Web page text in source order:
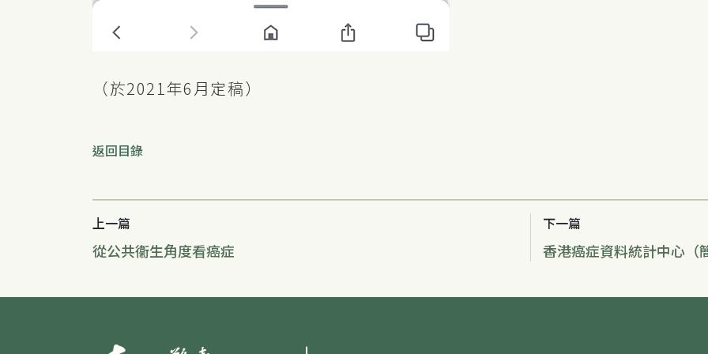
（於2021年6月定稿）
返回目錄
上一篇
從公共衞生角度看癌症
下一篇
香港癌症資料統計中心（